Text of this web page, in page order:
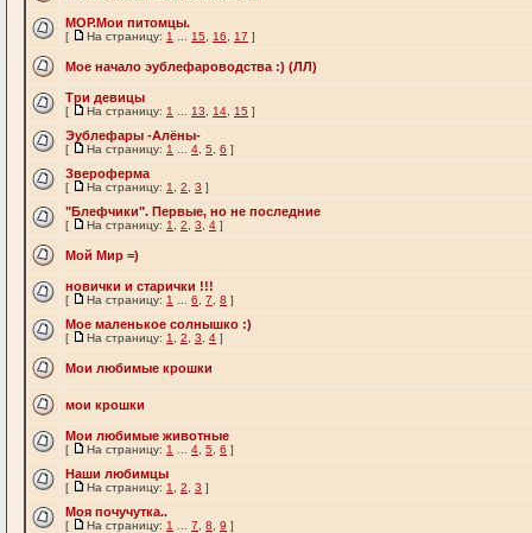
МОР.Мои питомцы.
[ На страницу: 1 15 16 17 ]
Мое начало эублефароводства :) (ЛЛ)
Три девицы
[ На страницу: 1 13 14 15 ]
Эублефары -Алёны-
[ На страницу: 1 4 5 6 ]
Звероферма
[ На страницу: 1 2 3 ]
"Блефчики". Первые, но не последние
[ На страницу: 1 2 3 4 ]
Мой Мир =)
новички и старички !!!
[ На страницу: 1 6 7 8 ]
Мое маленькое солнышко :)
[ На страницу: 1 2 3 4 ]
Мои любимые крошки
мои крошки
Мои любимые животные
[ На страницу: 1 4 5 6 ]
Наши любимцы
[ На страницу: 1 2 3 ]
Моя почучутка..
[ На страницу: 1 7 8 9 ]